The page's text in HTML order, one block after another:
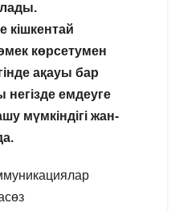
кішкентай
көрсетумен
ақауы бар
емдеуге
мүмкіндігі жан-